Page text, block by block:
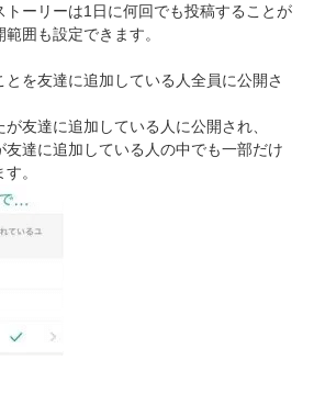
トーリーは1日に何回でも投稿することが
囲も設定できます。
を友達に追加している人全員に公開さ
友達に追加している人に公開され、
友達に追加している人の中でも一部だけ
。